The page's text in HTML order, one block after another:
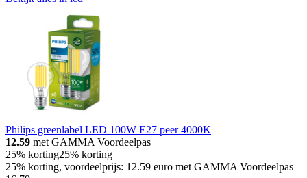
Philips greenlabel LED 100W E27 peer 4000K
12.59 met GAMMA Voordeelpas
25% korting25% korting
25% korting, voordeelprijs: 12.59 euro met GAMMA Voordeelpas